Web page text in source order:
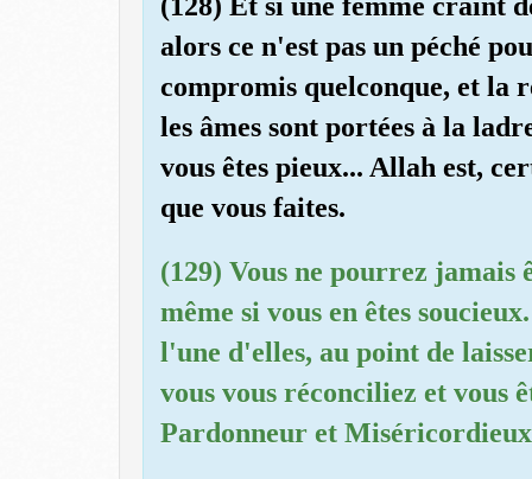
alors ce n'est pas un péché
compromis quelconque, et la
les âmes sont portées à la
vous êtes pieux... Allah est,
que vous faites.
(129) Vous ne pourrez jamais
même si vous en êtes
l'une d'elles, au point de
vous vous réconciliez et vous
Pardonneur et